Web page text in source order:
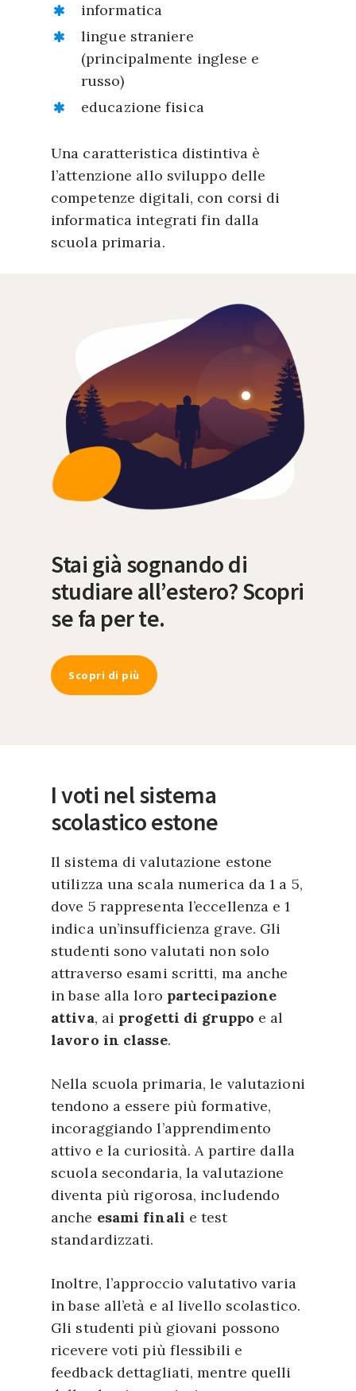
informatica
lingue straniere
(principalmente inglese e
russo)
educazione fisica
Una caratteristica distintiva è
l’attenzione allo sviluppo delle
competenze digitali, con corsi di
informatica integrati fin dalla
scuola primaria.
Stai già sognando di
studiare all’estero? Scopri
se fa per te.
Scopri di più
I voti nel sistema
scolastico estone
Il sistema di valutazione estone
utilizza una scala numerica da 1 a 5,
dove 5 rappresenta l’eccellenza e 1
indica un’insufficienza grave. Gli
studenti sono valutati non solo
attraverso esami scritti, ma anche
in base alla loro partecipazione
attiva, ai progetti di gruppo e al
lavoro in classe.
Nella scuola primaria, le valutazioni
tendono a essere più formative,
incoraggiando l’apprendimento
attivo e la curiosità. A partire dalla
scuola secondaria, la valutazione
diventa più rigorosa, includendo
anche esami finali e test
standardizzati.
Inoltre, l’approccio valutativo varia
in base all’età e al livello scolastico.
Gli studenti più giovani possono
ricevere voti più flessibili e
feedback dettagliati, mentre quelli